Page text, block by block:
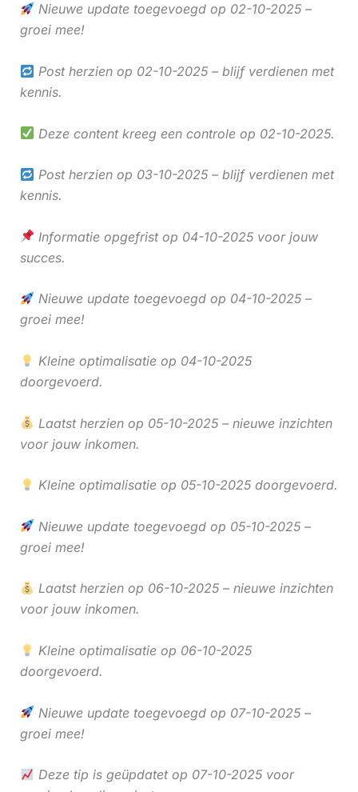
Nieuwe update toegevoegd op 02-10-2025 –
groei mee!
Post herzien op 02-10-2025 – blijf verdienen met
kennis.
Deze content kreeg een controle op 02-10-2025.
Post herzien op 03-10-2025 – blijf verdienen met
kennis.
Informatie opgefrist op 04-10-2025 voor jouw
succes.
Nieuwe update toegevoegd op 04-10-2025 –
groei mee!
Kleine optimalisatie op 04-10-2025
doorgevoerd.
Laatst herzien op 05-10-2025 – nieuwe inzichten
voor jouw inkomen.
Kleine optimalisatie op 05-10-2025 doorgevoerd.
Nieuwe update toegevoegd op 05-10-2025 –
groei mee!
Laatst herzien op 06-10-2025 – nieuwe inzichten
voor jouw inkomen.
Kleine optimalisatie op 06-10-2025
doorgevoerd.
Nieuwe update toegevoegd op 07-10-2025 –
groei mee!
Deze tip is geüpdatet op 07-10-2025 voor